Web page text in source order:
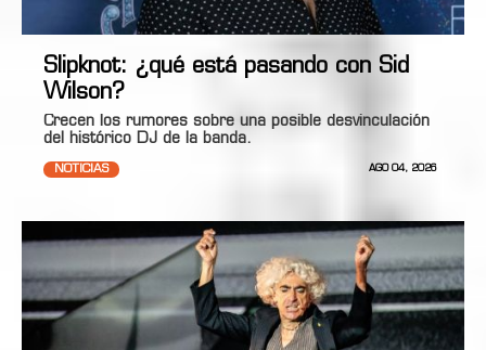
Slipknot: ¿qué está pasando con Sid
Wilson?
Crecen los rumores sobre una posible desvinculación
del histórico DJ de la banda.
NOTICIAS AGO 04, 2026